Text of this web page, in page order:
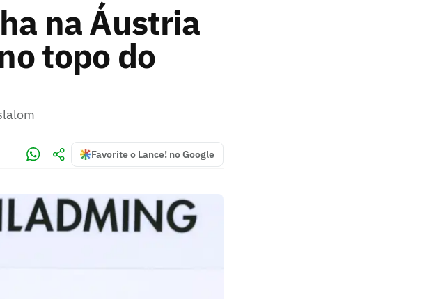
na Áustria
topo do
Favorite o Lance! no Google